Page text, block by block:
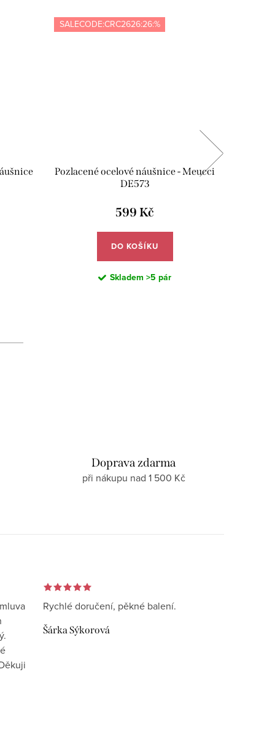
SALECODE:CRC2626:26:%
Pozlacené ocelové náušnice - Meucci
DE573
599 Kč
DO KOŠÍKU
Skladem >5 pár
Doprava zdarma
při nákupu nad 1 500 Kč
Rychlé doručení, pěkné balení.
Šárka Sýkorová